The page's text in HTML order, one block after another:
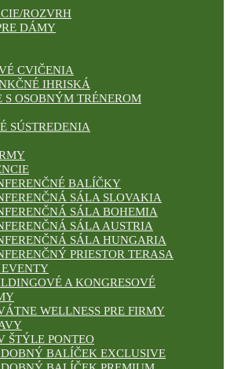
ROZVRH
DÁMY
CVIČENIA
IHRISKÁ
S OSOBNÝM TRÉNEROM
SÚSTREDENIA
BALÍČKY
SÁLA SLOVAKIA
SÁLA BOHEMIA
SÁLA AUSTRIA
SÁLA HUNGARIA
PRIESTOR TERASA
A KONGRESOVÉ
WELLNESS PRE FIRMY
ŠTÝLE PONTEO
BALÍČEK EXCLUSIVE